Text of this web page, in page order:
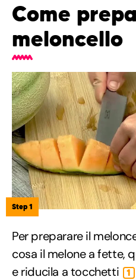
Come
meloncello
Step 1
Per preparare il
cosa il melone a fette,
e riducila a tocchetti
1